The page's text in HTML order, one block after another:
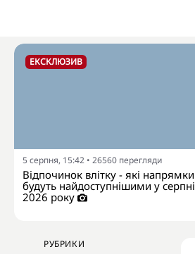
ЕКСКЛЮЗИВ
5 серпня, 15:42 • 26560 перегляди
Відпочинок влітку - які напрямки
будуть найдоступнішими у серпні
2026 року
РУБРИКИ